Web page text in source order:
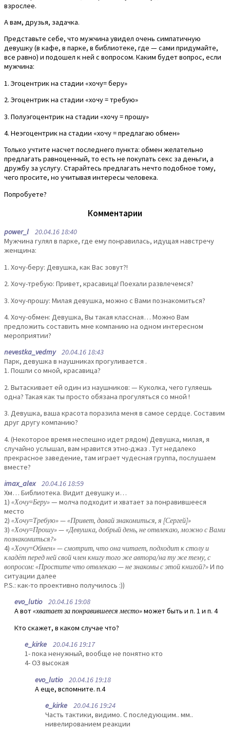
взрослее.
А вам, друзья, задачка.
Представьте себе, что мужчина увидел очень симпатичную
девушку (в кафе, в парке, в библиотеке, где — сами придумайте,
все равно) и подошел к ней с вопросом. Каким будет вопрос, если
мужчина:
1. Эгоцентрик на стадии «хочу= беру»
2. Эгоцентрик на стадии «хочу = требую»
3. Полуэгоцентрик на стадии «хочу = прошу»
4. Неэгоцентрик на стадии «хочу = предлагаю обмен»
Только учтите насчет последнего пункта: обмен желательно
предлагать равноценный, то есть не покупать секс за деньги, а
дружбу за услугу. Старайтесь предлагать нечто подобное тому,
чего просите, но учитывая интересы человека.
Попробуете?
Комментарии
power_l 20.04.16 18:40
Мужчина гулял в парке, где ему понравилась, идущая навстречу
женщина:
1. Хочу-беру: Девушка, как Вас зовут?!
2. Хочу-требую: Привет, красавица! Поехали развлечемся?
3. Хочу-прошу: Милая девушка, можно с Вами познакомиться?
4. Хочу-обмен: Девушка, Вы такая классная… Можно Вам
предложить составить мне компанию на одном интересном
мероприятии?
nevestka_vedmy20.04.16 18:43
Парк, девушка в наушниках прогуливается .
1. Пошли со мной, красавица?
2. Вытаскивает ей один из наушников: — Куколка, чего гуляешь
одна? Такая как ты просто обязана прогуляться со мной !
3. Девушка, ваша красота поразила меня в самое сердце. Составим
друг другу компанию?
4. (Некоторое время неспешно идет рядом) Девушка, милая, я
случайно услышал, вам нравится этно-джаз . Тут недалеко
прекрасное заведение, там играет чудесная группа, послушаем
вместе?
imax_alex20.04.16 18:59
Хм… Библиотека. Видит девушку и…
1) «Хочу=Беру»— молча подходит и хватает за понравившееся
место
2) «Хочу=Требую» — «Привет, давай знакомиться, я [Сергей]»
3) «Хочу=Прошу» — «Девушка, добрый день, не отвлекаю, можно с Вами
познакомиться?»
4) «Хочу=Обмен» — смотрит, что она читает, подходит к столу и
кладёт перед ней свой член книгу того же автора/на ту же тему, с
вопросом: «Простите что отвлекаю — не знакомы с этой книгой?»И по
ситуации далее
P.S.: как-то проективно получилось :))
evo_lutio20.04.16 19:08
А вот«хватает за понравившееся место»может быть и п. 1 и п. 4
Кто скажет, в каком случае что?
e_kirke 20.04.16 19:17
1- пока ненужный, вообще не понятно кто
4- ОЗ высокая
evo_lutio20.04.16 19:18
А еще, вспомните. п.4
e_kirke 20.04.16 19:24
Часть тактики, видимо. С последующим.. мм..
нивелированием реакции